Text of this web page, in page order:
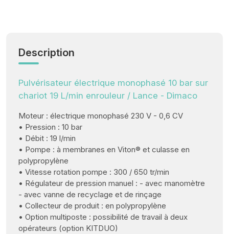
Description
Pulvérisateur électrique monophasé 10 bar sur
chariot 19 L/min enrouleur / Lance - Dimaco
Moteur : électrique monophasé 230 V - 0,6 CV
• Pression : 10 bar
• Débit : 19 l/min
• Pompe : à membranes en Viton® et culasse en
polypropylène
• Vitesse rotation pompe : 300 / 650 tr/min
• Régulateur de pression manuel : - avec manomètre
- avec vanne de recyclage et de rinçage
• Collecteur de produit : en polypropylène
• Option multiposte : possibilité de travail à deux
opérateurs (option KITDUO)